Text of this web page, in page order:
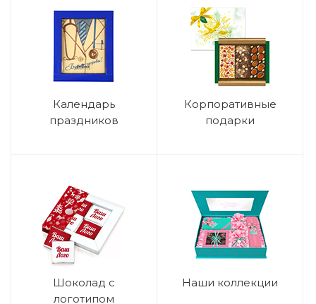
Календарь
праздников
Корпоративные
подарки
Шоколад с
логотипом
Наши коллекции